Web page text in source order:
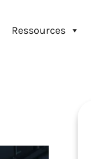
Ressources